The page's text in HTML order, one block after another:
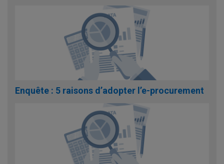
Enquête : 5 raisons d’adopter l’e-procurement